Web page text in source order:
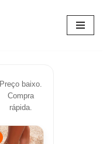
Preço baixo.
Compra
rápida.